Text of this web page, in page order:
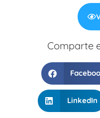
Comparte
LinkedIn